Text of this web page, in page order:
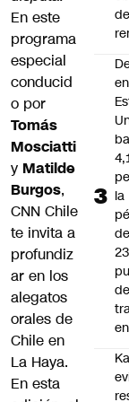
En este
programa
especial
conducid
o por
Tomás
Mosciatti
y Matilde
Burgos,
CNN Chile
te invita a
profundiz
ar en los
alegatos
orales de
Chile en
La Haya.
En esta
de
en
la
de
de